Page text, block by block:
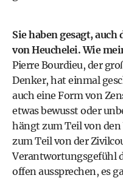
Sie haben gesagt,
von Heuchelei. Wie
Pierre Bourdieu, der
Denker, hat einmal
auch eine Form von
etwas bewusst oder
hängt zum Teil von den
zum Teil von der
Verantwortungsgefühl
offen aussprechen, es